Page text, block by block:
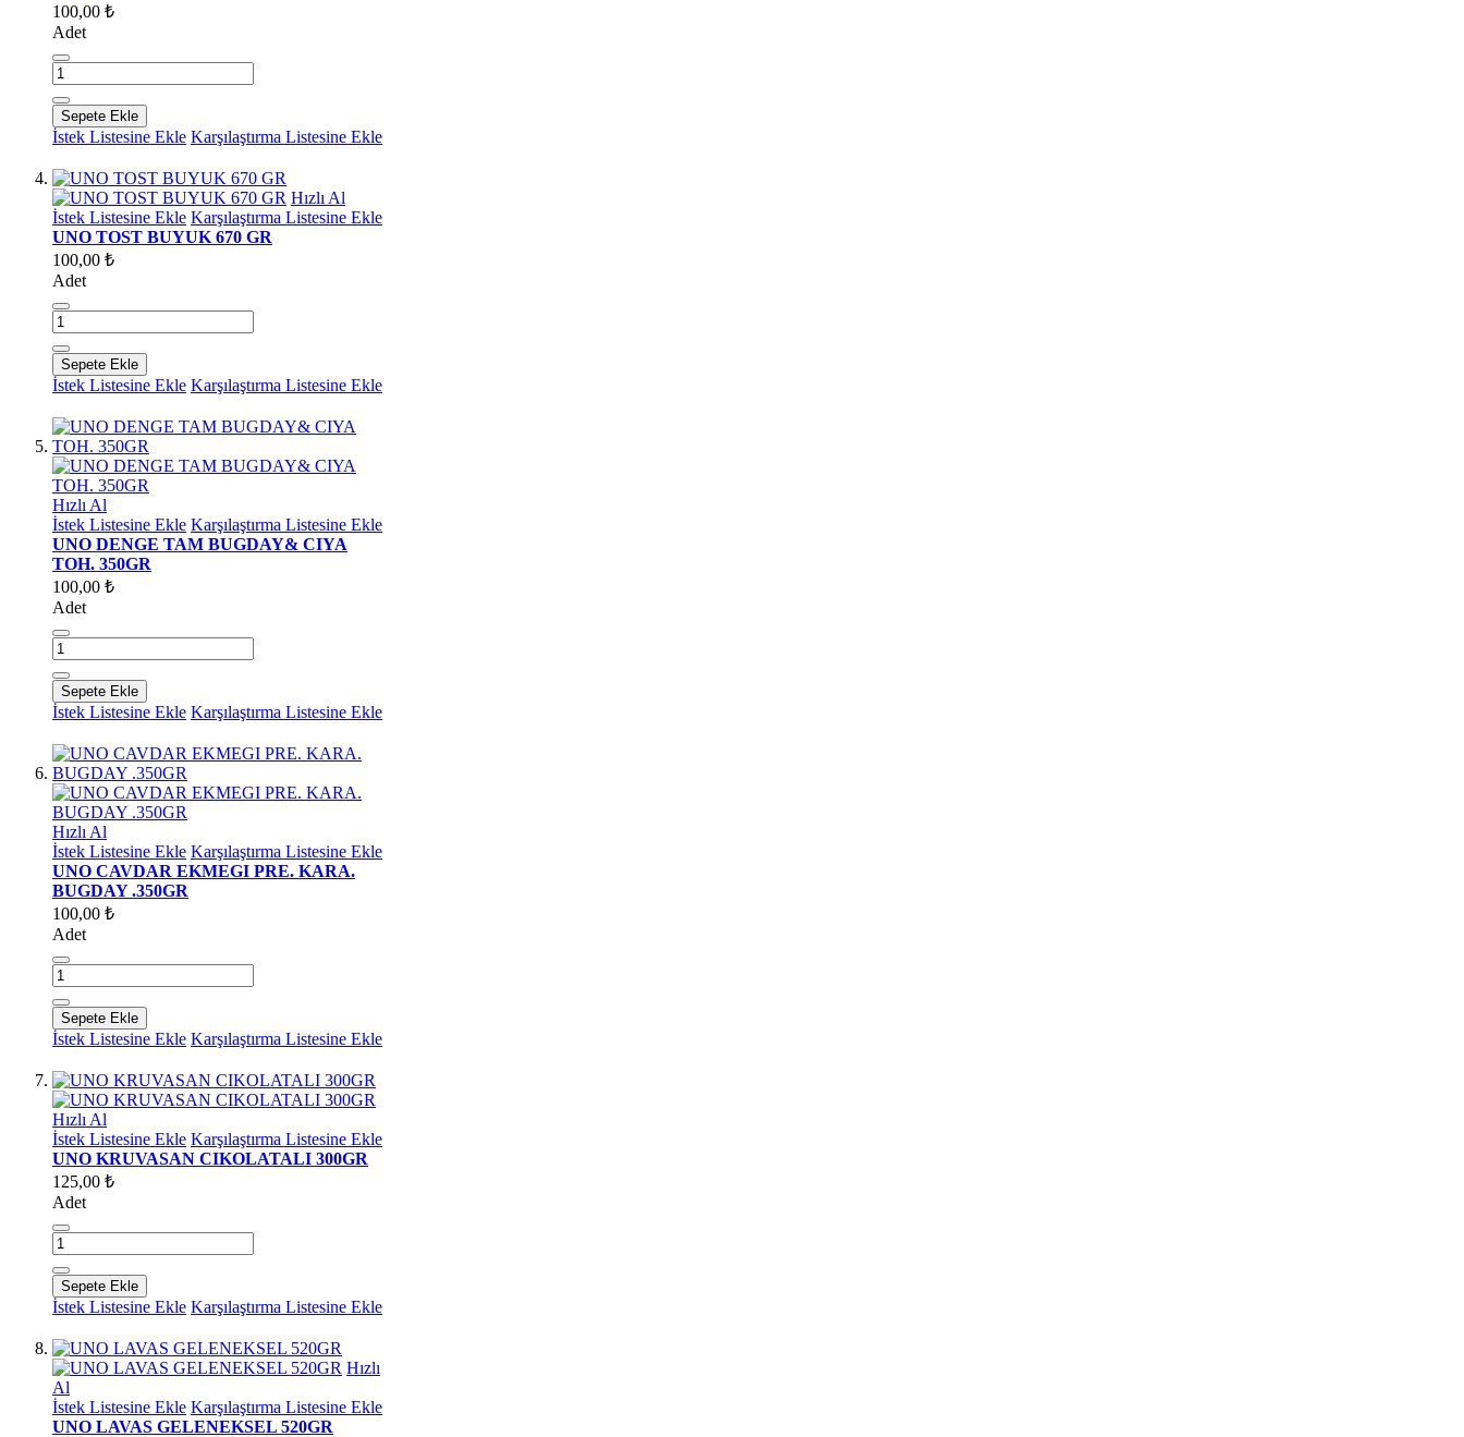
100,00 ₺
Adet
Sepete Ekle
İstek Listesine Ekle Karşılaştırma Listesine Ekle
Hızlı Al
İstek Listesine Ekle Karşılaştırma Listesine Ekle
UNO TOST BUYUK 670 GR
100,00 ₺
Adet
Sepete Ekle
İstek Listesine Ekle Karşılaştırma Listesine Ekle
Hızlı Al
İstek Listesine Ekle Karşılaştırma Listesine Ekle
UNO DENGE TAM BUGDAY& CIYA
TOH. 350GR
100,00 ₺
Adet
Sepete Ekle
İstek Listesine Ekle Karşılaştırma Listesine Ekle
Hızlı Al
İstek Listesine Ekle Karşılaştırma Listesine Ekle
UNO CAVDAR EKMEGI PRE. KARA.
BUGDAY .350GR
100,00 ₺
Adet
Sepete Ekle
İstek Listesine Ekle Karşılaştırma Listesine Ekle
Hızlı Al
İstek Listesine Ekle Karşılaştırma Listesine Ekle
UNO KRUVASAN CIKOLATALI 300GR
125,00 ₺
Adet
Sepete Ekle
İstek Listesine Ekle Karşılaştırma Listesine Ekle
Hızlı
Al
İstek Listesine Ekle Karşılaştırma Listesine Ekle
UNO LAVAS GELENEKSEL 520GR